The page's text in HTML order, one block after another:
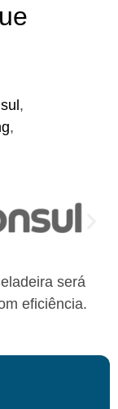
,
,
será
eficiência.